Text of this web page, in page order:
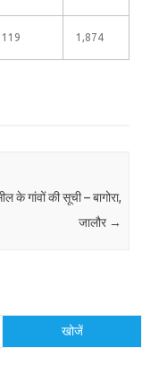
119 1,874
के गांवों की सूची – बागोरा,
जालौर →
खोजें